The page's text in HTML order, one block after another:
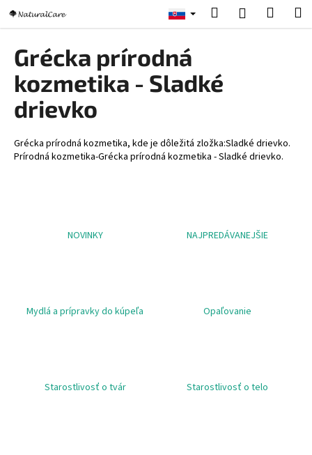
obsah
HľadaťPrihlásenie
Grécka prírodná
kozmetika - Sladké
drievko
Grécka prírodná kozmetika, kde je dôležitá zložka:Sladké drievko.
Prírodná kozmetika-Grécka prírodná kozmetika - Sladké drievko.
NOVINKY NAJPREDÁVANEJŠIE
Mydlá a prípravky do kúpeľa Opaľovanie
Starostlivosť o tvár Starostlivosť o telo
K
o
Č
o
p
t